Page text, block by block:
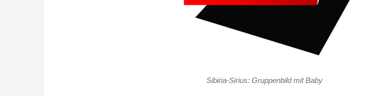
Sibiria-Sirius: Gruppenbild mit Baby